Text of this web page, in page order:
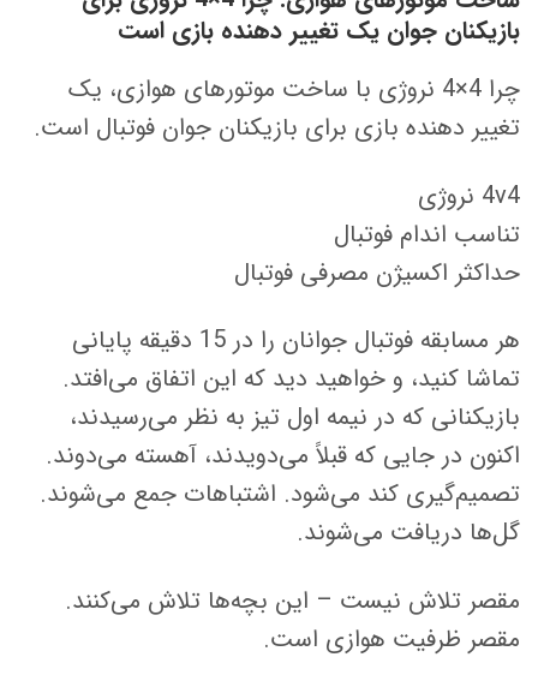
بازیکنان جوان یک تغییر دهنده بازی است
چرا 4×4 نروژی با ساخت موتورهای هوازی، یک
تغییر دهنده بازی برای بازیکنان جوان فوتبال است.
4v4 نروژی
تناسب اندام فوتبال
حداکثر اکسیژن مصرفی فوتبال
هر مسابقه فوتبال جوانان را در 15 دقیقه پایانی
تماشا کنید، و خواهید دید که این اتفاق می‌افتد.
بازیکنانی که در نیمه اول تیز به نظر می‌رسیدند،
اکنون در جایی که قبلاً می‌دویدند، آهسته می‌دوند.
تصمیم‌گیری کند می‌شود. اشتباهات جمع می‌شوند.
گل‌ها دریافت می‌شوند.
مقصر تلاش نیست – این بچه‌ها تلاش می‌کنند.
مقصر ظرفیت هوازی است.